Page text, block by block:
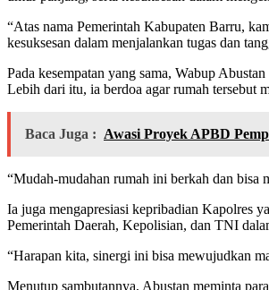
“Atas nama Pemerintah Kabupaten Barru,
kesuksesan dalam menjalankan tugas dan
Pada kesempatan yang sama, Wabup
Lebih dari itu, ia berdoa agar rumah tersebut
Baca Juga : Awasi Proyek APBD
“Mudah-mudahan rumah ini berkah dan bisa
Ia juga mengapresiasi kepribadian Kapolres
Pemerintah Daerah, Kepolisian, dan TNI
“Harapan kita, sinergi ini bisa mewujudkan
Menutup sambutannya, Abustan meminta